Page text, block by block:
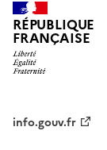
RÉPUBLIQUE
FRANÇAISE
info.gouv.fr